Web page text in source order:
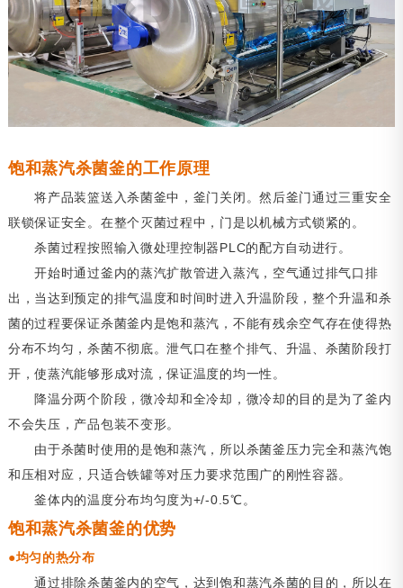
饱和蒸汽杀菌釜的工作原理
将产品装篮送入杀菌釜中，釜门关闭。然后釜门通过三重安全
联锁保证安全。在整个灭菌过程中，门是以机械方式锁紧的。
杀菌过程按照输入微处理控制器PLC的配方自动进行。
开始时通过釜内的蒸汽扩散管进入蒸汽，空气通过排气口排
出，当达到预定的排气温度和时间时进入升温阶段，整个升温和杀
菌的过程要保证杀菌釜内是饱和蒸汽，不能有残余空气存在使得热
分布不均匀，杀菌不彻底。泄气口在整个排气、升温、杀菌阶段打
开，使蒸汽能够形成对流，保证温度的均一性。
降温分两个阶段，微冷却和全冷却，微冷却的目的是为了釜内
不会失压，产品包装不变形。
由于杀菌时使用的是饱和蒸汽，所以杀菌釜压力完全和蒸汽饱
和压相对应，只适合铁罐等对压力要求范围广的刚性容器。
釜体内的温度分布均匀度为+/-0.5℃。
饱和蒸汽杀菌釜的优势
●均匀的热分布
通过排除杀菌釜内的空气，达到饱和蒸汽杀菌的目的，所以在